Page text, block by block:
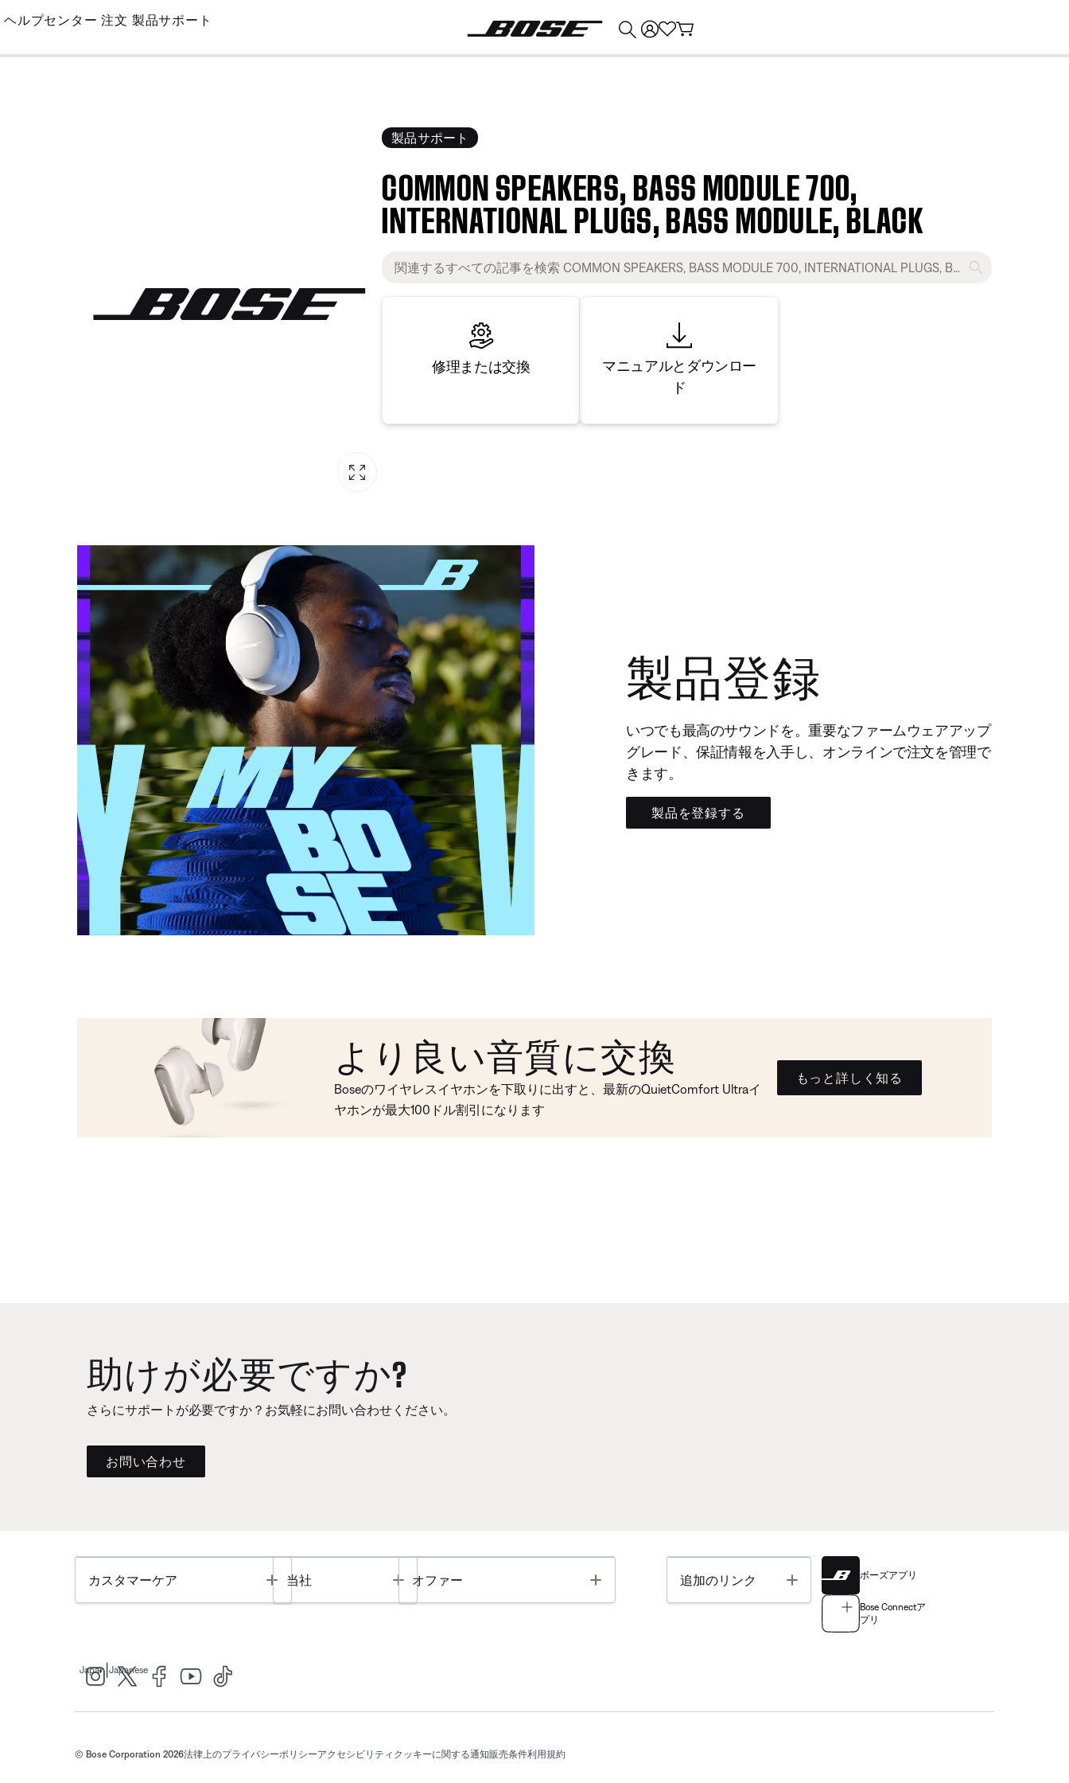
Skip
Main
ヘルプセンター 注文 製品サポート
製品サポート
COMMON SPEAKERS, BASS MODULE 700,
INTERNATIONAL PLUGS, BASS MODULE, BLACK
修理または交換
マニュアルとダウンロー
ド
製品登録
いつでも最高のサウンドを。重要なファームウェアアップ
グレード、保証情報を入手し、オンラインで注文を管理で
きます。
製品を登録する
より良い音質に交換
Boseのワイヤレスイヤホンを下取りに出すと、最新のQuietComfort Ultraイ
ヤホンが最大100ドル割引になります
もっと詳しく知る
助けが必要ですか?
さらにサポートが必要ですか？お気軽にお問い合わせください。
お問い合わせ
カスタマーケア Toggle
当社 Toggle
オファー Toggle 追加のリンク Toggle ボーズアプリ
Bose Connectア
プリ
Japan Japanese
© Bose Corporation 2026法律上のプライバシーポリシーアクセシビリティ クッキーに関する通知販売条件利用規約